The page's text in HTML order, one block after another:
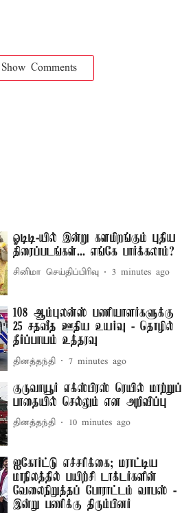
Show Comments
ஓடிடி-யில் இன்று களமிறங்கும் புதிய
திரைப்படங்கள்... எங்கே பார்க்கலாம்?
சினிமா செய்திப்பிரிவு 3 minutes ago
108 ஆம்புலன்ஸ் பணியாளர்களுக்கு
25 சதவீத ஊதிய உயர்வு - தொழில்
தீர்ப்பாயம் உத்தரவு
தினத்தந்தி 7 minutes ago
குருவாயூர் எக்ஸ்பிரஸ் ரெயில் மாற்றுப்
பாதையில் செல்லும் என அறிவிப்பு
தினத்தந்தி 10 minutes ago
ஐகோர்ட்டு எச்சரிக்கை; மராட்டிய
மாநிலத்தில் பயிற்சி டாக்டர்களின்
வேலைநிறுத்தப் போராட்டம் வாபஸ் -
இன்று பணிக்கு திரும்பினர்